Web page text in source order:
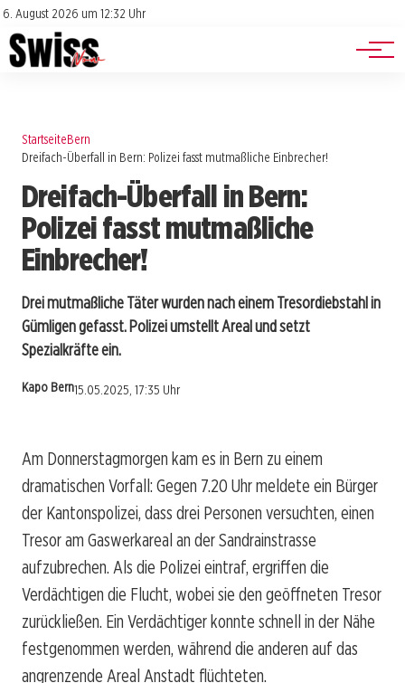
6. August 2026 um 12:32 Uhr
Impressum
Datenschutz
Jobs
Events
StartseiteBern
Dreifach-Überfall in Bern: Polizei fasst mutmaßliche Einbrecher!
Dreifach-Überfall in Bern:
Polizei fasst mutmaßliche
Einbrecher!
Drei mutmaßliche Täter wurden nach einem Tresordiebstahl in
Gümligen gefasst. Polizei umstellt Areal und setzt
Spezialkräfte ein.
Kapo Bern15.05.2025, 17:35 Uhr
Am Donnerstagmorgen kam es in Bern zu einem
dramatischen Vorfall: Gegen 7.20 Uhr meldete ein Bürger
der Kantonspolizei, dass drei Personen versuchten, einen
Tresor am Gaswerkareal an der Sandrainstrasse
aufzubrechen. Als die Polizei eintraf, ergriffen die
Verdächtigen die Flucht, wobei sie den geöffneten Tresor
zurückließen. Ein Verdächtiger konnte schnell in der Nähe
festgenommen werden, während die anderen auf das
angrenzende Areal Anstadt flüchteten.